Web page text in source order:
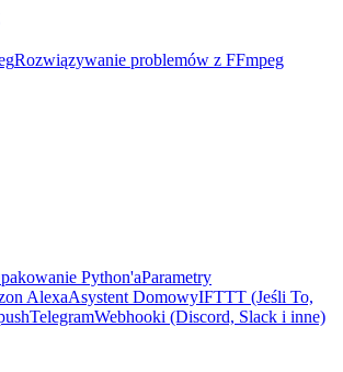
Rozwiązywanie problemów z FFmpeg
Python'aParametry
AlexaAsystent DomowyIFTTT (Jeśli To,
TelegramWebhooki (Discord, Slack i inne)